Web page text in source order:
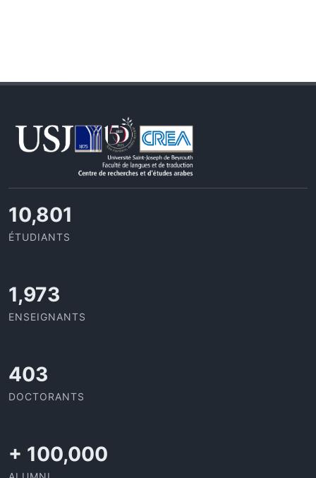
11,727
ÉTUDIANTS
2,142
ENSEIGNANTS
437
DOCTORANTS
+ 100,000